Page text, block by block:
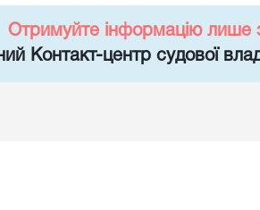
Отримуйте інформацію лише
Контакт-центр судової